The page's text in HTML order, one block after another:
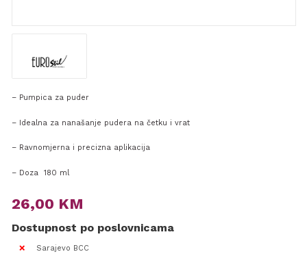
– Pumpica za puder
– Idealna za nanašanje pudera na četku i vrat
– Ravnomjerna i precizna aplikacija
– Doza 180 ml
26,00 KM
Dostupnost po poslovnicama
Sarajevo BCC